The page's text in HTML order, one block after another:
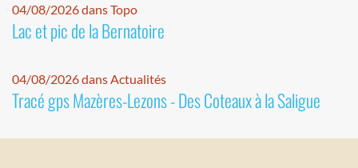
04/08/2026 dans Topo
Lac et pic de la Bernatoire
04/08/2026 dans Actualités
Tracé gps Mazères-Lezons - Des Coteaux à la Saligue